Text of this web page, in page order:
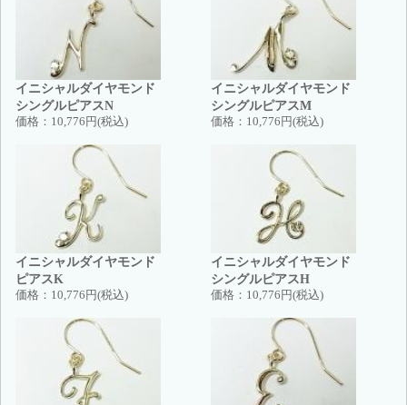
イニシャルダイヤモンド
シングルピアスN
価格： 10,776円(税込)
イニシャルダイヤモンド
シングルピアスM
価格： 10,776円(税込)
イニシャルダイヤモンド
ピアスK
価格： 10,776円(税込)
イニシャルダイヤモンド
シングルピアスH
価格： 10,776円(税込)